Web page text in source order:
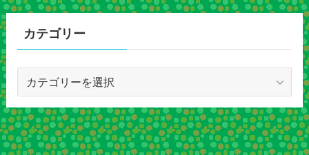
イ
カテゴリー
ゴ
リ
ー